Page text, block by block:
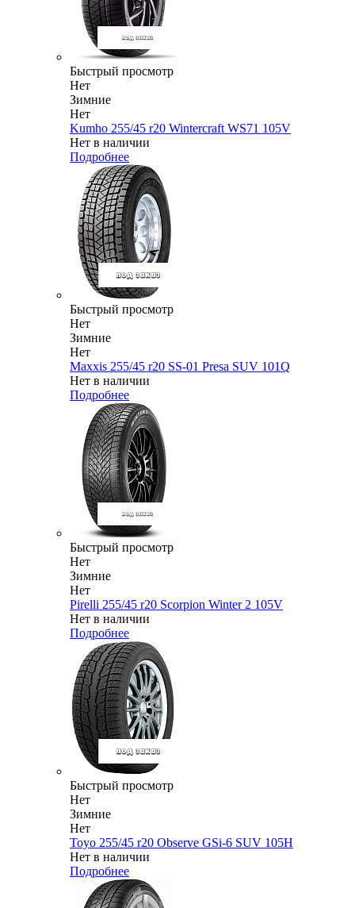
Быстрый просмотр
Нет
Зимние
Нет
Kumho 255/45 r20 Wintercraft WS71 105V
Нет в наличии
Подробнее
Быстрый просмотр
Нет
Зимние
Нет
Maxxis 255/45 r20 SS-01 Presa SUV 101Q
Нет в наличии
Подробнее
Быстрый просмотр
Нет
Зимние
Нет
Pirelli 255/45 r20 Scorpion Winter 2 105V
Нет в наличии
Подробнее
Быстрый просмотр
Нет
Зимние
Нет
Toyo 255/45 r20 Observe GSi-6 SUV 105H
Нет в наличии
Подробнее